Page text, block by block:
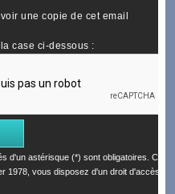
une copie de cet email
case ci-dessous :
d'un astérisque (*) sont obligatoires.
1978, vous disposez d'un droit d'accès et